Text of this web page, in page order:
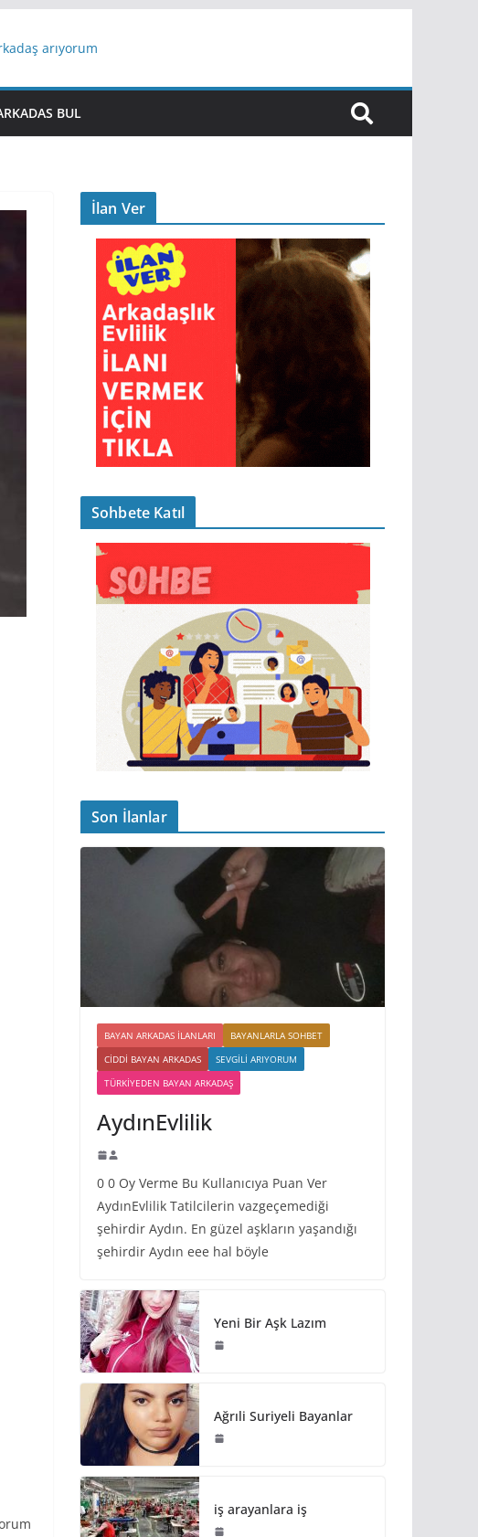
arıyorum
Lazım
iş
BUL
İlan Ver
Sohbete Katıl
Son İlanlar
BAYAN ARKADAS ILANLARI
BAYANLARLA SOHBET
CIDDI BAYAN ARKADAS
SEVGILI ARIYORUM
TÜRKIYEDEN BAYAN ARKADAŞ
AydınEvlilik
0 0 Oy Verme Bu Kullanıcıya Puan Ver
AydınEvlilik Tatilcilerin vazgeçemediği
şehirdir Aydın. En güzel aşkların yaşandığı
şehirdir Aydın eee hal böyle
Yeni Bir Aşk Lazım
Ağrıli Suriyeli Bayanlar
iş arayanlara iş